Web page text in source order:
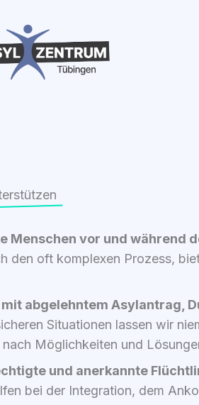
Men­schen vor und wäh­rend
den oft kom­ple­xen Pro­zess,
abge­lehn­tem Asyl­an­trag,
Situa­tio­nen las­sen wir
nach Mög­lich­kei­ten und
und aner­kann­te
bei der Inte­gra­ti­on, dem